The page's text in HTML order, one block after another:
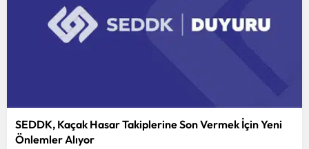
Manisa
Muş
SEDDK, Kaçak Hasar Takiplerine Son Vermek İçin Yeni
Önlemler Alıyor